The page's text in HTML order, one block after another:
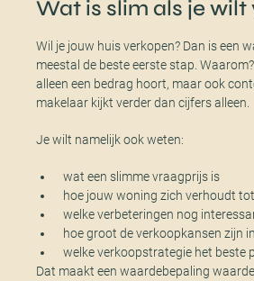
Wat is slim als je wilt
Wil je jouw huis verkopen? Dan is een
meestal de beste eerste stap.
alleen een bedrag hoort, maar ook
makelaar kijkt verder dan cijfers alleen.
Je wilt namelijk ook weten:
wat een slimme vraagprijs is
hoe jouw woning zich verhoudt
welke verbeteringen nog
hoe groot de verkoopkansen zijn
welke verkoopstrategie het beste
Dat maakt een waardebepaling